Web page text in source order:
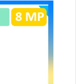
dễ lắp đặt